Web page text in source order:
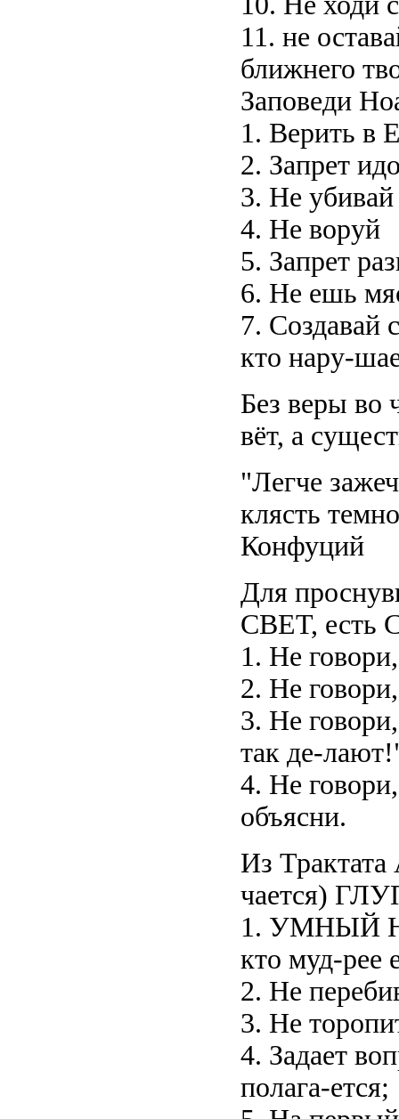
11. не
ближнего
Заповеди
1. Верить в
2. Запрет
3. Не убивай
4. Не воруй
5. Запрет
6. Не ешь
7. Создавай
кто нару-
Без веры во
вёт, а
"Легче
клясть
Конфуций
Для
СВЕТ,
1. Не
2. Не
3. Не
так де-
4. Не
объясни.
Из
чается)
1. УМНЫЙ
кто муд-рее
2. Не
3. Не
4. Задает
полага-ется;